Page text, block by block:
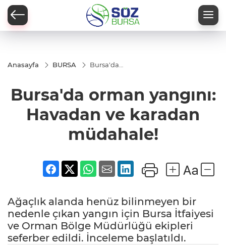
Anasayfa BURSA
Bursa'da
ve
müdahale!
Bursa'da orman yangını:
Havadan ve karadan
müdahale!
Ağaçlık alanda henüz bilinmeyen bir
nedenle çıkan yangın için Bursa İtfaiyesi
ve Orman Bölge Müdürlüğü ekipleri
seferber edildi. İnceleme başlatıldı.